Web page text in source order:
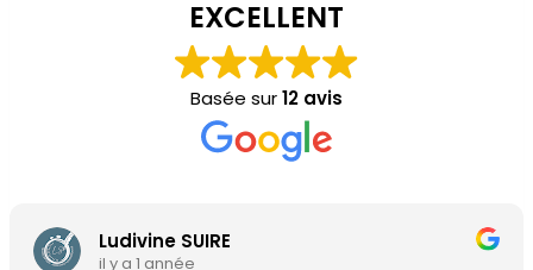
EXCELLENT
Basée sur12 avis
Ludivine SUIRE
il y a 1 année